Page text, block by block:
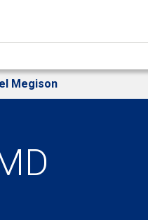
Megison